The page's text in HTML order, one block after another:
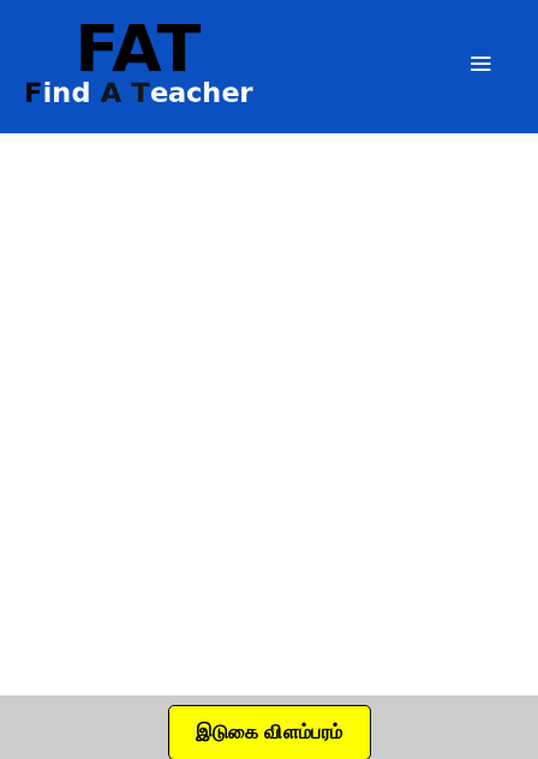
இடுகை விளம்பரம்